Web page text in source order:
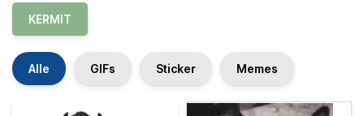
KERMIT
Alle GIFs Sticker Memes